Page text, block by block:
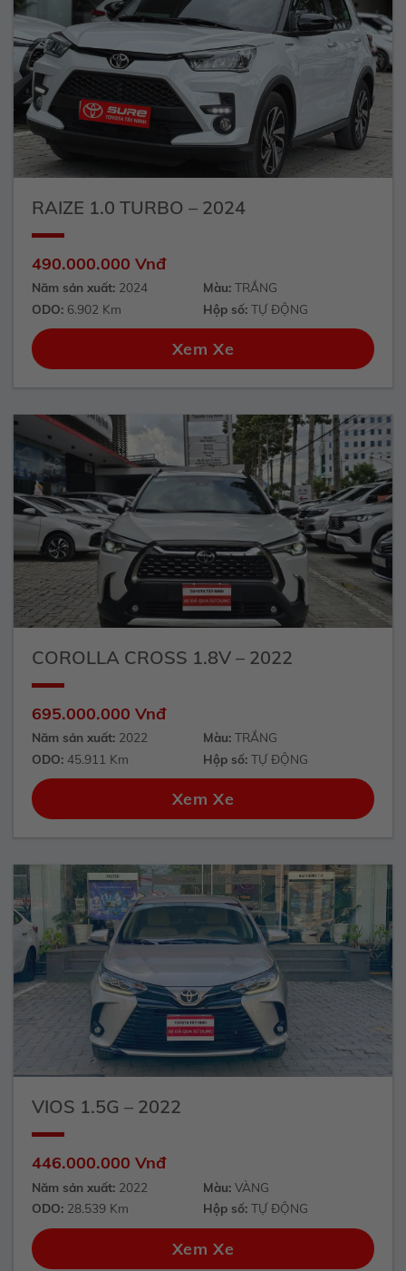
RAIZE 1.0 TURBO – 2024
490.000.000 Vnđ
Năm sản xuất:2024 Màu: TRẮNG
ODO:6.902 Km Hộp số: TỰ ĐỘNG
Xem Xe
COROLLA CROSS 1.8V – 2022
695.000.000 Vnđ
Năm sản xuất:2022 Màu: TRẮNG
ODO:45.911 Km Hộp số: TỰ ĐỘNG
Xem Xe
VIOS 1.5G – 2022
446.000.000 Vnđ
Năm sản xuất:2022 Màu: VÀNG
ODO:28.539 Km Hộp số: TỰ ĐỘNG
Xem Xe